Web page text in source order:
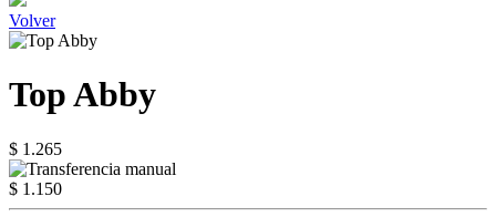
Volver
Top Abby
$ 1.265
$ 1.150